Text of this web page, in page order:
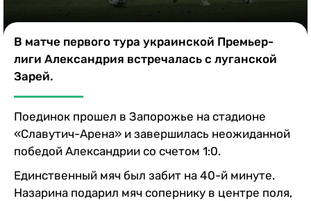
В матче первого тура украинской Премьер-
лиги Александрия встречалась с луганской
Зарей.
Поединок прошел в Запорожье на стадионе
«Славутич-Арена» и завершилась неожиданной
победой Александрии со счетом 1:0.
Единственный мяч был забит на 40-й минуте.
Назарина подарил мяч сопернику в центре поля,